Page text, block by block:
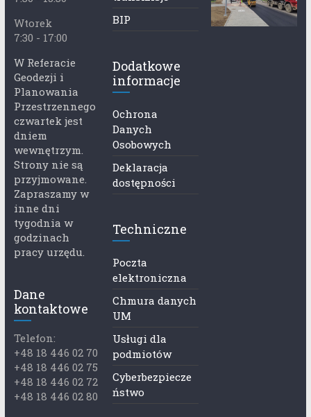
Wtorek
7:30 - 17:00
W Referacie
Geodezji i
Planowania
Przestrzennego
czwartek jest
dniem
wewnętrzym.
Strony nie są
przyjmowane.
Zapraszamy w
inne dni
tygodnia w
godzinach
pracy urzędu.
Dane
kontaktowe
Telefon:
+48 18 446 02 70
+48 18 446 02 75
+48 18 446 02 72
+48 18 446 02 80
BIP
Dodatkowe
informacje
Ochrona
Danych
Osobowych
Deklaracja
dostępności
Techniczne
Poczta
elektroniczna
Chmura danych
UM
Usługi dla
podmiotów
Cyberbezpiecze
ństwo